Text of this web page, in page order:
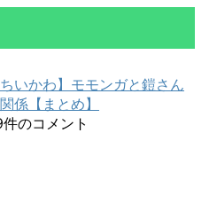
ちいかわ】モモンガと鎧さん
係【まとめ】
のコメント